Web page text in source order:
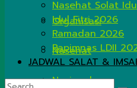
Organisasi
Nasehat
Nasional
Nasehat Solat
Idul Fitri 2026
Ramadan 2026
Rapimnas LDII
JADWAL SALAT &